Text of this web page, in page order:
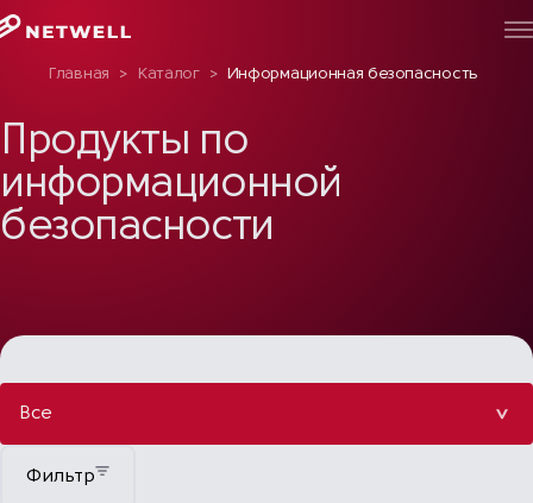
Главная > Каталог > Информационная безопасность
Продукты по
информационной
безопасности
Все
Фильтр